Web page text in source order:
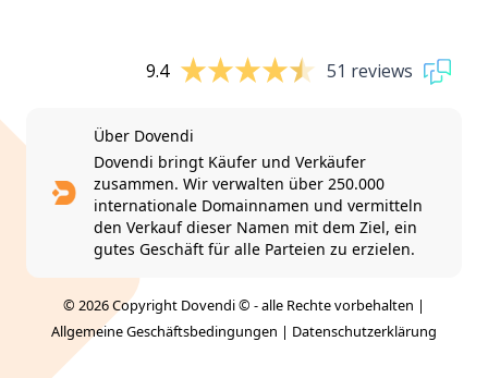
9.4 51 reviews
Über Dovendi
Dovendi bringt Käufer und Verkäufer
zusammen. Wir verwalten über 250.000
internationale Domainnamen und vermitteln
den Verkauf dieser Namen mit dem Ziel, ein
gutes Geschäft für alle Parteien zu erzielen.
© 2026 Copyright Dovendi © - alle Rechte vorbehalten |
Allgemeine Geschäftsbedingungen | Datenschutzerklärung